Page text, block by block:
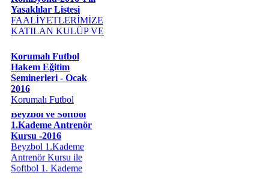
FAALİYETLERİMİZE
KATILAN KULÜP VE
SPORCULARIN
Dopingle Mücade...
Detaylar
Hakem Eğitim
Seminerleri - Ocak
2016
Korumalı Futbol
Hakemlerine yönelik
aşağıdaki belirtilmiştir.
T...Detaylar
Beyzbol ve Softbol
1.Kademe Antrenör
Kursu -2016
Beyzbol 1.Kademe
Antrenör Kursu ile
Softbol 1. Kademe
Antrenör Kursu 18 Ocak